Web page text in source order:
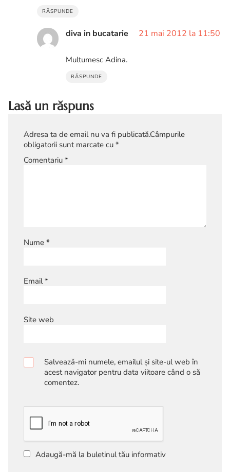
RĂSPUNDE
diva in bucatarie 21 mai 2012 la 11:50
Multumesc Adina.
RĂSPUNDE
Lasă un răspuns
Adresa ta de email nu va fi publicată.Câmpurile
obligatorii sunt marcate cu *
Comentariu *
Nume *
Email*
Site web
Salvează-mi numele, emailul și site-ul web în
acest navigator pentru data viitoare când o să
comentez.
Adaugă-mă la buletinul tău informativ